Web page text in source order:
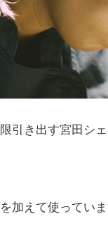
引き出す宮田シ
加えて使っていま